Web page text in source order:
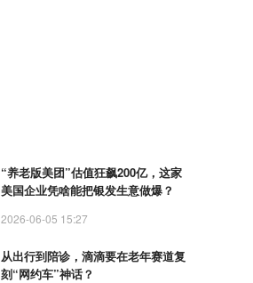
“养老版美团”估值狂飙200亿，这家
美国企业凭啥能把银发生意做爆？
2026-06-05 15:27
从出行到陪诊，滴滴要在老年赛道复
刻“网约车”神话？